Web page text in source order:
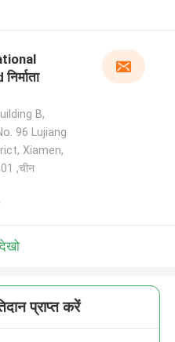
B,
96 Lujiang
Xiamen,
,चीन
प्राप्त करें